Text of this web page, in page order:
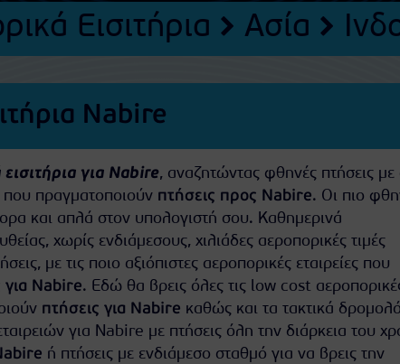
Εισιτήρια Ασία
Nabire
για Nabire, αναζητώντας φθηνές πτήσεις με
που πραγματοποιούν πτήσεις προς Nabire. Οι πιο
και απλά στον υπολογιστή σου. Καθημερινά
χωρίς ενδιάμεσους, χιλιάδες αεροπορικές τιμές
με τις ποιο αξιόπιστες αεροπορικές εταιρείες που
για Nabire. Εδώ θα βρεις όλες τις low cost
πτήσεις για Nabire καθώς και τα τακτικά
για Nabire με πτήσεις όλη την διάρκεια του
ή πτήσεις με ενδιάμεσο σταθμό για να βρεις την